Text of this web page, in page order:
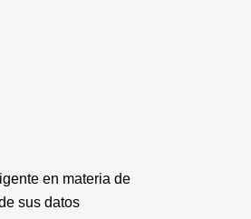
en materia de
sus datos